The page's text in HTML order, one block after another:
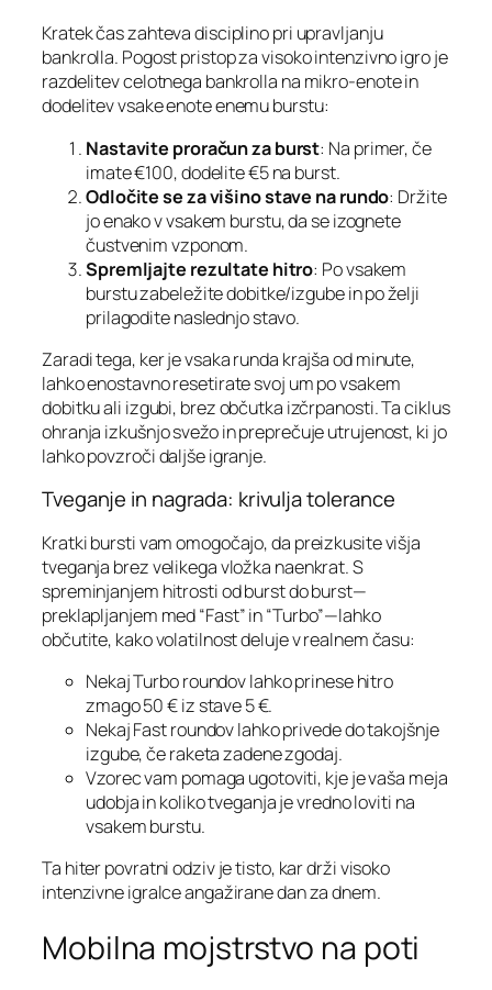
Kratek čas zahteva disciplino pri upravljanju
bankrolla. Pogost pristop za visoko intenzivno igro je
razdelitev celotnega bankrolla na mikro‑enote in
dodelitev vsake enote enemu burstu:
Nastavite proračun za burst: Na primer, če
imate €100, dodelite €5 na burst.
Odločite se za višino stave na rundo: Držite
jo enako v vsakem burstu, da se izognete
čustvenim vzponom.
Spremljajte rezultate hitro: Po vsakem
burstu zabeležite dobitke/izgube in po želji
prilagodite naslednjo stavo.
Zaradi tega, ker je vsaka runda krajša od minute,
lahko enostavno resetirate svoj um po vsakem
dobitku ali izgubi, brez občutka izčrpanosti. Ta ciklus
ohranja izkušnjo svežo in preprečuje utrujenost, ki jo
lahko povzroči daljše igranje.
Tveganje in nagrada: krivulja tolerance
Kratki bursti vam omogočajo, da preizkusite višja
tveganja brez velikega vložka naenkrat. S
spreminjanjem hitrosti od burst do burst—
preklapljanjem med “Fast” in “Turbo”—lahko
občutite, kako volatilnost deluje v realnem času:
Nekaj Turbo roundov lahko prinese hitro
zmago 50 € iz stave 5 €.
Nekaj Fast roundov lahko privede do takojšnje
izgube, če raketa zadene zgodaj.
Vzorec vam pomaga ugotoviti, kje je vaša meja
udobja in koliko tveganja je vredno loviti na
vsakem burstu.
Ta hiter povratni odziv je tisto, kar drži visoko
intenzivne igralce angažirane dan za dnem.
Mobilna mojstrstvo na poti